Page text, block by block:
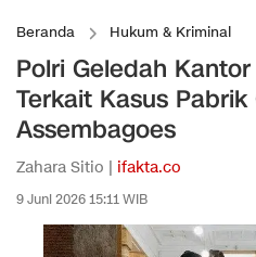
Beranda Hukum & Kriminal
Polri Geledah
Terkait Kasus Pabrik
Assembagoes
Zahara Sitio | ifakta.co
9 Juni 2026 15:11 WIB